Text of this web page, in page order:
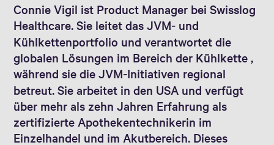
Connie Vigil ist Product Manager bei Swisslog
Healthcare. Sie leitet das JVM‑ und
Kühlkettenportfolio und verantwortet die
globalen Lösungen im Bereich der Kühlkette ,
während sie die JVM‑Initiativen regional
betreut. Sie arbeitet in den USA und verfügt
über mehr als zehn Jahren Erfahrung als
zertifizierte Apothekentechnikerin im
Einzelhandel und im Akutbereich. Dieses